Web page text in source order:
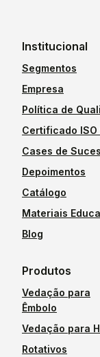
Institucional
Segmentos
Empresa
Política de
Certificado ISO
Cases de
Depoimentos
Catálogo
Materiais
Blog
Produtos
Vedação para
Êmbolo
Vedação para
Rotativos